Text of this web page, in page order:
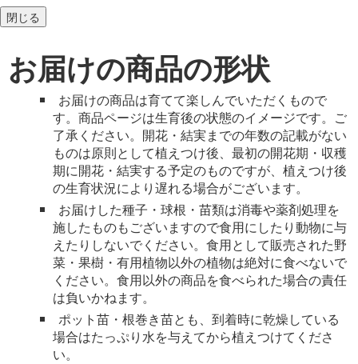
閉じる
お届けの商品の形状
お届けの商品は育てて楽しんでいただくもので
す。商品ページは生育後の状態のイメージです。ご
了承ください。開花・結実までの年数の記載がない
ものは原則として植えつけ後、最初の開花期・収穫
期に開花・結実する予定のものですが、植えつけ後
の生育状況により遅れる場合がございます。
お届けした種子・球根・苗類は消毒や薬剤処理を
施したものもございますので食用にしたり動物に与
えたりしないでください。食用として販売された野
菜・果樹・有用植物以外の植物は絶対に食べないで
ください。食用以外の商品を食べられた場合の責任
は負いかねます。
ポット苗・根巻き苗とも、到着時に乾燥している
場合はたっぷり水を与えてから植えつけてくださ
い。